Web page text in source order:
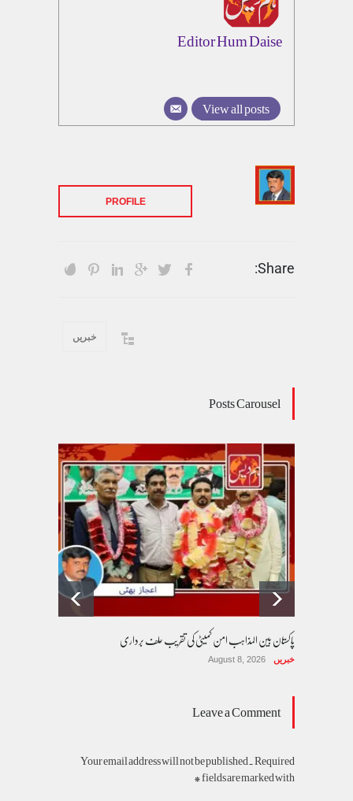
Editor Hum Daise
View all posts
PROFILE
Share:
خبریں
Posts Carousel
پاکستان بین المذاہب امن کمیٹی کی تقریب حلف برداری
خبریں August 8, 2026
Leave a Comment
Your email address will not be published. Required
fields are marked with *